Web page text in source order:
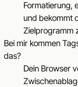
Formatierung,
und bekommt
Zielprogramm
Bei mir kommen
das?
Dein Browser